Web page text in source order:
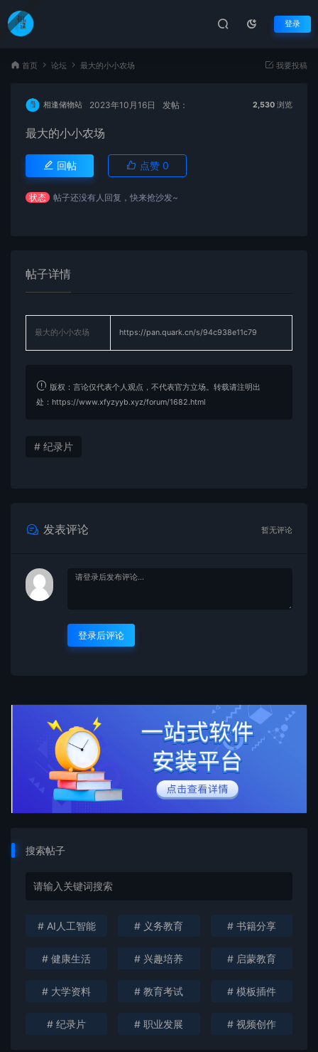
登录
首页 论坛 最大的小小农场 我要投稿
相逢储物站 2023年10月16日 发帖： 2,530 浏览
最大的小小农场
回帖 点赞 0
状态 帖子还没有人回复，快来抢沙发~
帖子详情
最大的小小农场 https://pan.quark.cn/s/94c938e11c79
版权：言论仅代表个人观点，不代表官方立场。转载请注明出
处：https://www.xfyzyyb.xyz/forum/1682.html
# 纪录片
发表评论 暂无评论
登录后评论
搜索帖子
# AI人工智能 # 义务教育 # 书籍分享
# 健康生活 # 兴趣培养 # 启蒙教育
# 大学资料 # 教育考试 # 模板插件
# 纪录片 # 职业发展 # 视频创作